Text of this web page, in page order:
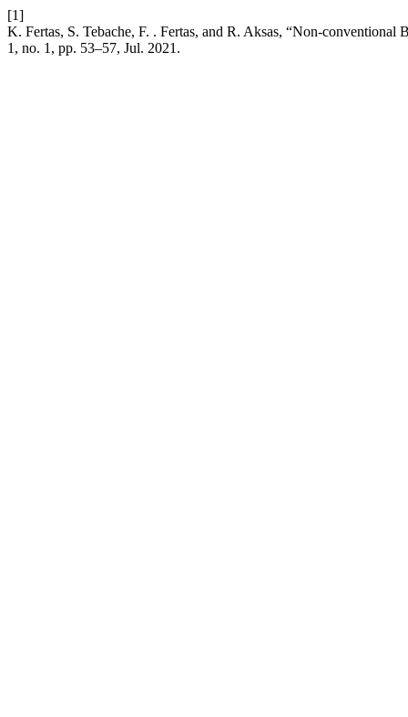
[1]
K. Fertas, S. Tebache, F. . Fertas, and R. Aksas, “Non-
1, no. 1, pp. 53–57, Jul. 2021.